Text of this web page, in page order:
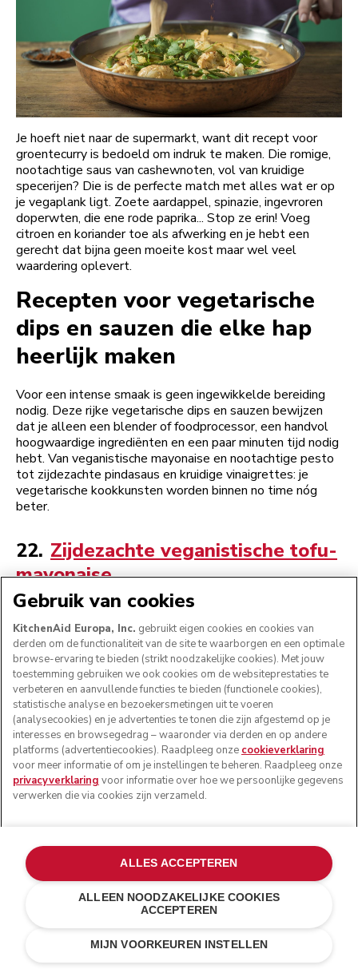
Je hoeft niet naar de supermarkt, want dit recept voor
groentecurry is bedoeld om indruk te maken. Die romige,
nootachtige saus van cashewnoten, vol van kruidige
specerijen? Die is de perfecte match met alles wat er op
je vegaplank ligt. Zoete aardappel, spinazie, ingevroren
doperwten, die ene rode paprika... Stop ze erin! Voeg
citroen en koriander toe als afwerking en je hebt een
gerecht dat bijna geen moeite kost maar wel veel
waardering oplevert.
Recepten voor vegetarische
dips en sauzen die elke hap
heerlijk maken
Voor een intense smaak is geen ingewikkelde bereiding
nodig. Deze rijke vegetarische dips en sauzen bewijzen
dat je alleen een blender of foodprocessor, een handvol
hoogwaardige ingrediënten en een paar minuten tijd nodig
hebt. Van veganistische mayonaise en nootachtige pesto
tot zijdezachte pindasaus en kruidige vi­nai­gret­tes: je
vegetarische kookkunsten worden binnen no time nóg
beter.
22. Zijdezachte veganistische tofu-
mayonaise
Gek op mayonaise maar liever zonder eieren? Dat kan met
deze plantaardige versie. Deze heeft een zachte en
fluweelachtige structuur door het gebruik van zijdetofu en
krijgt een vleugje pit door het toevoegen van citroensap
saladedressing of vegetarische dip.
Simpele vinaigrette
Gebruik van cookies
KitchenAid Europa, Inc. gebruikt eigen cookies en cookies van
derden om de functionaliteit van de site te waarborgen en een optimale
browse-ervaring te bieden (strikt noodzakelijke cookies). Met jouw
toestemming gebruiken we ook cookies om de websiteprestaties te
verbeteren en aanvullende functies te bieden (functionele cookies),
statistische analyse en bezoekersmetingen uit te voeren
(analysecookies) en je advertenties te tonen die zijn afgestemd op je
interesses en browsegedrag – waaronder via derden en op andere
platforms (advertentiecookies). Raadpleeg onze cookieverklaring
voor meer informatie of om je instellingen te beheren. Raadpleeg onze
privacyverklaring voor informatie over hoe we persoonlijke gegevens
verwerken die via cookies zijn verzameld.
MIJN VOORKEUREN INSTELLEN
ALLEEN NOODZAKELIJKE COOKIES
ACCEPTEREN
ALLES ACCEPTEREN